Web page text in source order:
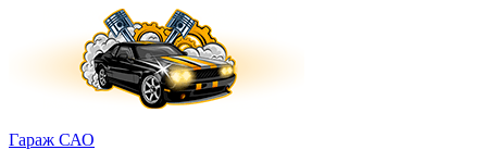
Гараж САО